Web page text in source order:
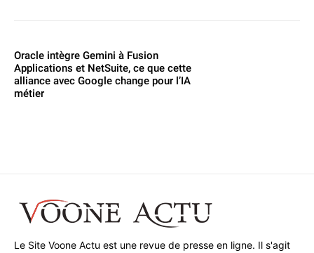
Oracle intègre Gemini à Fusion
Applications et NetSuite, ce que cette
alliance avec Google change pour l’IA
métier
Le Site Voone Actu est une revue de presse en ligne. Il s'agit